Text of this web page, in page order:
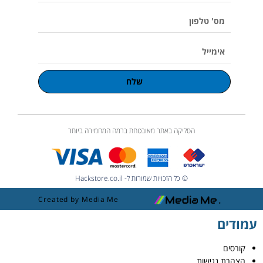
m
טלפון
שלח
הסליקה באתר מאובטחת ברמה המחמירה ביותר
© כל הזכויות שמורות ל- Hackstore.co.il
Created by Media Me
עמודים
קורסים
הצהרת נגישות